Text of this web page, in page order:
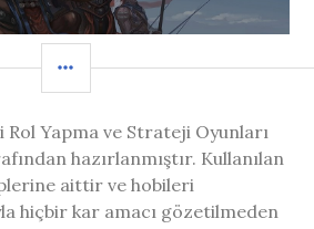
MENÜ
Rol Yapma ve Strateji Oyunları
hazırlanmıştır. Kullanılan
aittir ve hobileri
hiçbir kar amacı gözetilmeden